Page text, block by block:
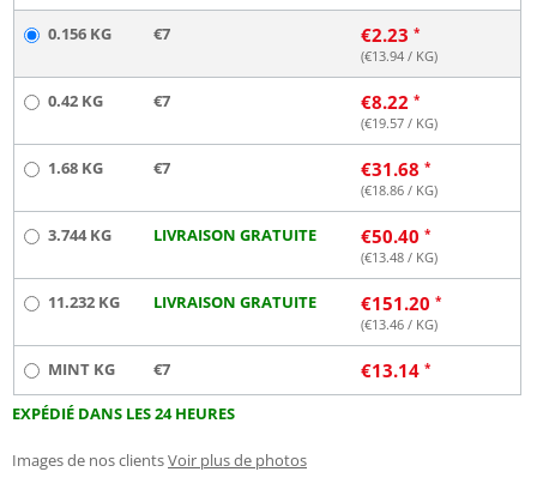
0.156 KG €7 €2.23
(€13.94 / KG)
0.42 KG €7 €8.22
(€19.57 / KG)
1.68 KG €7 €31.68
(€18.86 / KG)
3.744 KG LIVRAISON GRATUITE €50.40
(€13.48 / KG)
11.232 KG LIVRAISON GRATUITE €151.20
(€13.46 / KG)
MINT KG €7 €13.14
EXPÉDIÉ DANS LES 24 HEURES
Images de nos clientsVoir plus de photos